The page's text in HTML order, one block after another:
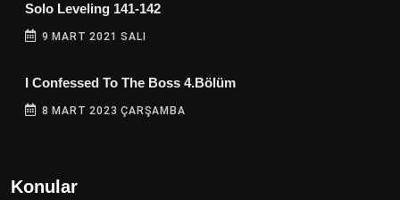
Solo Leveling 141-142
9 MART 2021 SALI
I Confessed To The Boss 4.Bölüm
8 MART 2023 ÇARŞAMBA
Konular